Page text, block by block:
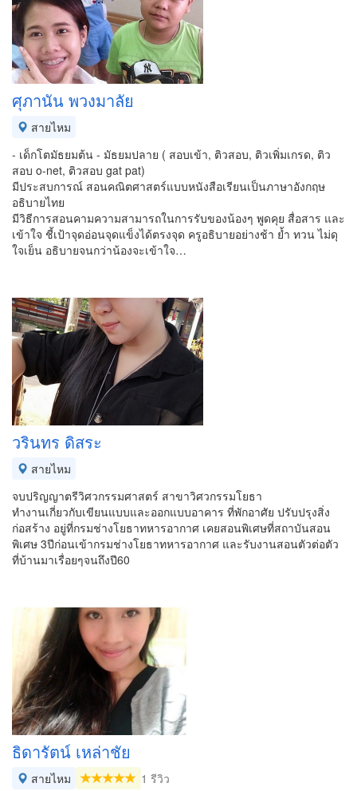
ศุภานัน พวงมาลัย
สายไหม
- เด็กโตมัธยมต้น - มัธยมปลาย ( สอบเข้า, ติวสอบ, ติวเพิ่มเกรด, ติว
สอบ o-net, ติวสอบ gat pat)
มีประสบการณ์ สอนคณิตศาสตร์แบบหนังสือเรียนเป็นภาษาอังกฤษ
อธิบายไทย
มีวิธีการสอนคามความสามารถในการรับของน้องๆ พูดคุย สื่อสาร และ
เข้าใจ ชี้เป้าจุดอ่อนจุดแข็งได้ตรงจุด ครูอธิบายอย่างช้า ย้ำ ทวน ไม่ดุ
ใจเย็น อธิบายจนกว่าน้องจะเข้าใจ…
วรินทร​ ดิสระ
สายไหม
จบปริญญาตรีวิศวกรรมศาสตร์​ สาขาวิศวกรรมโยธา
ทำงานเกี่ยวกับเขียนแบบและออกแบบอาคาร​ ที่พักอาศัย​ ปรับปรุงสิ่ง
ก่อสร้าง​ อยู่ที่กรมช่างโยธาทหารอากาศ​ เคยสอนพิเศษที่สถาบันสอน
พิเศษ​ 3ปีก่อนเข้ากรมช่างโยธาทหารอากาศ​ และรับงานสอนตัวต่อตัว
ที่บ้านมาเรื่อยๆจนถึงปี60
ธิดารัตน์ เหล่าชัย
สายไหม 1 รีวิว